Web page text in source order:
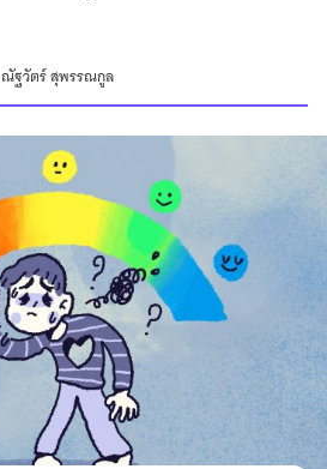
ณัฐวัตร์ สุพรรณกูล